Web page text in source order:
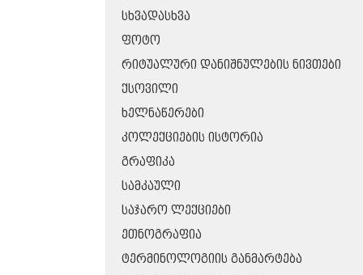
ᲡᲮᲕᲐᲓᲐᲡᲮᲕᲐ
ᲤᲝᲢᲝ
ᲠᲘᲢᲣᲐᲚᲣᲠᲘ ᲓᲐᲜᲘᲨᲜᲣᲚᲔᲑᲘᲡ ᲜᲘᲕᲗᲔᲑᲘ
ᲥᲡᲝᲕᲘᲚᲘ
ᲮᲔᲚᲜᲐᲬᲔᲠᲔᲑᲘ
ᲙᲝᲚᲔᲥᲪᲘᲔᲑᲘᲡ ᲘᲡᲢᲝᲠᲘᲐ
ᲒᲠᲐᲤᲘᲙᲐ
ᲡᲐᲛᲙᲐᲣᲚᲘ
ᲡᲐᲯᲐᲠᲝ ᲚᲔᲥᲪᲘᲔᲑᲘ
ᲔᲗᲜᲝᲒᲠᲐᲤᲘᲐ
ᲢᲔᲠᲛᲘᲜᲝᲚᲝᲒᲘᲘᲡ ᲒᲐᲜᲛᲐᲠᲢᲔᲑᲐ